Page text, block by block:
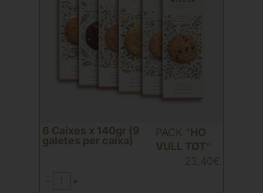
6 Caixes x 140gr (9
galetes per caixa)
PACK “HO
VULL TOT“
23,40€
+